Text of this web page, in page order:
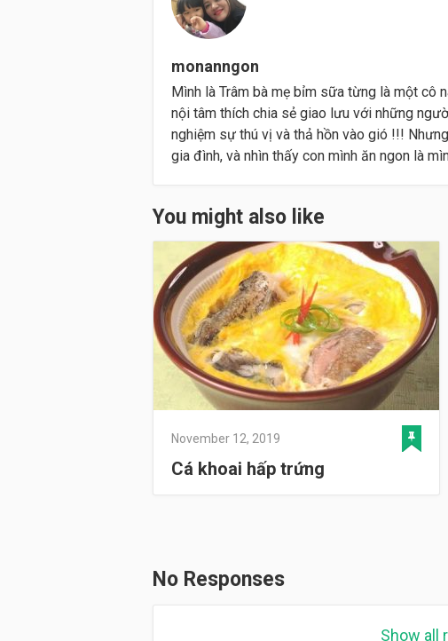
monanngon
Mình là Trâm bà mẹ bỉm sữa từng là một cô
nội tâm thích chia sẻ giao lưu với những
nghiệm sự thú vị và thả hồn vào gió !!!
gia đình, và nhìn thấy con mình ăn ngon là
You might also like
November 12, 2019
Cá khoai hấp trứng
No Responses
Show all